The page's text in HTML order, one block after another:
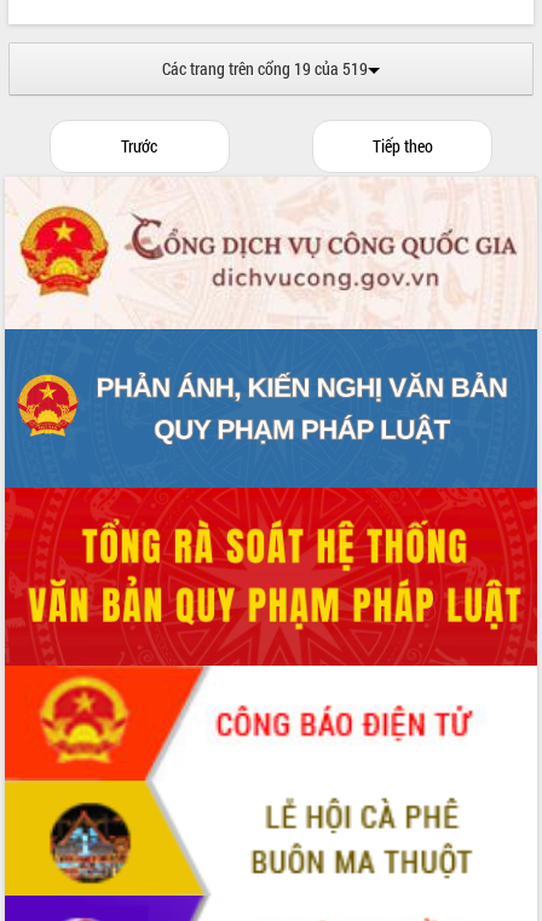
Đẩy mạnh cải cách hành chính, quyết
tâm đạt được mục tiêu tăng trưởng
Tổ chức trang trọng Lễ hội Đền thờ
Lương Văn Chánh năm 2026
Phó Bí thư Tỉnh ủy Đắk Lắk Đỗ Hữu
Nhân dân tỉnh
Bệnh án điện tử thúc đẩy chuyển đổi
số y tế tại Đắk Lắk
Chuyển đổi số thư viện: Mở rộng
không gian tri thức trong thời đại số
chức diễn tập trước ngày bầu cử
Chương trình “Gặp gỡ hữu nghị –
Friendship Meeting New Year 2026”
Lắk gửi gắm niềm tin, kỳ vọng vào lá
phiếu
Đắk Lắk sẵn sàng các điều kiện cho
Ngày hội bầu cử đại biểu Quốc hội
khóa XVI và HĐND các cấp nhiệm kỳ
2026-2031
Đảm bảo cuộc bầu cử đại biểu Quốc
hội và đại biểu HĐND các cấp diễn ra
an toàn, hiệu quả, đúng quy định
Thủ tướng Chính phủ Phạm Minh Chính
kiểm tra, chỉ đạo hoàn thành các dự
án cao tốc và thăm khu tái định cư tại
Đắk Lắk
Sôi nổi Hội đua ngựa truyền thống Gò
Thì Thùng mừng Xuân Bính Ngọ 2026
Lãnh đạo tỉnh dâng hương tưởng niệm
tại Đập Đồng Cam đầu Xuân Bính Ngọ
Các trang trên cổng 19 của 519
Trước Tiếp theo